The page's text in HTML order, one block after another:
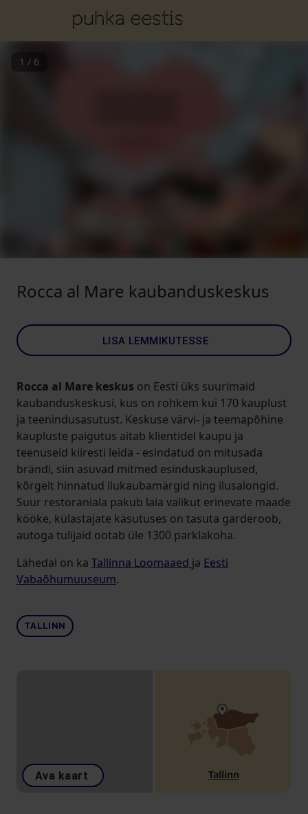
1 / 6
Rocca al Mare kaubanduskeskus
LISA LEMMIKUTESSE
Rocca al Mare keskus on Eesti üks suurimaid
kaubanduskeskusi, kus on rohkem kui 170 kauplust
ja teenindusasutust. Keskuse värvi- ja teemapõhine
kaupluste paigutus aitab klientidel kaupu ja
teenuseid kiiresti leida - esindatud on mitusada
brändi, siin asuvad mitmed esinduskauplused,
kõrgelt hinnatud ilukaubamärgid ning ilusalongid.
Suur restoraniala pakub laia valikut erinevate maade
kööke, külastajate käsutuses on tasuta garderoob,
autoga tulijaid ootab üle 1300 parklakoha.
Lähedal on ka Tallinna Loomaaed ja Eesti
Vabaõhumuuseum.
TALLINN
Ava kaart Tallinn